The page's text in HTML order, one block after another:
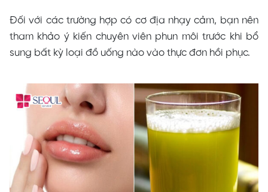
Đối với các trường hợp có cơ địa nhạy cảm, bạn nên
tham khảo ý kiến chuyên viên phun môi trước khi bổ
sung bất kỳ loại đồ uống nào vào thực đơn hồi phục.